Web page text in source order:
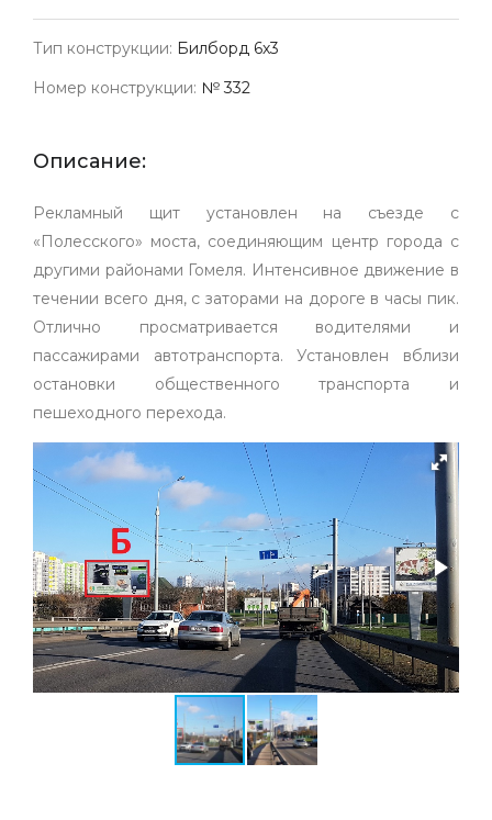
Тип конструкции: Билборд 6х3
Номер конструкции: № 332
Описание:
Рекламный щит установлен на съезде с
«Полесского» моста, соединяющим центр города с
другими районами Гомеля. Интенсивное движение в
течении всего дня, с заторами на дороге в часы пик.
Отлично просматривается водителями и
пассажирами автотранспорта. Установлен вблизи
остановки общественного транспорта и
пешеходного перехода.